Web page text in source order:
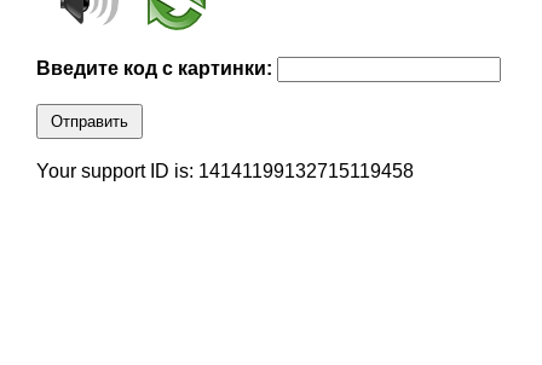
Введите код с картинки:
Отправить
Your support ID is: 14141199132715119458